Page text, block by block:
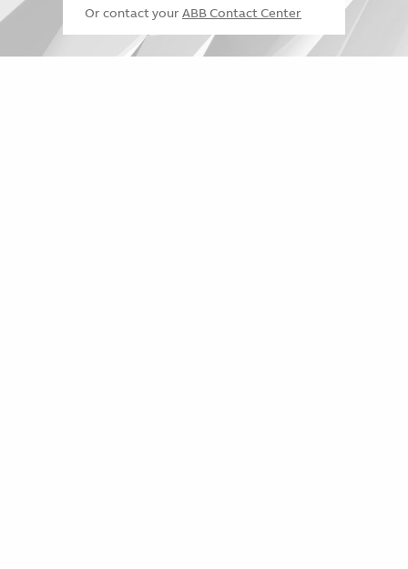
Or contact your ABB Contact Center